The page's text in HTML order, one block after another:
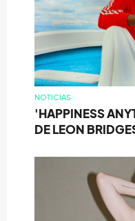
NOTICIAS
'HAPPINESS
DE LEON